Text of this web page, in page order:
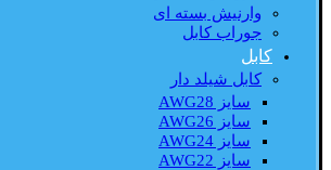
وارنیش بسته ای
جوراب کابل
کابل
کابل شیلد دار
سایز AWG28
سایز AWG26
سایز AWG24
سایز AWG22